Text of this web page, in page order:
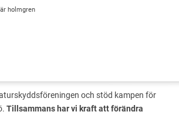
holmgren
och stöd kampen för
Tillsammans har vi kraft att förändra